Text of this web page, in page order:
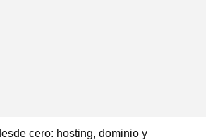
cero: hosting, dominio y